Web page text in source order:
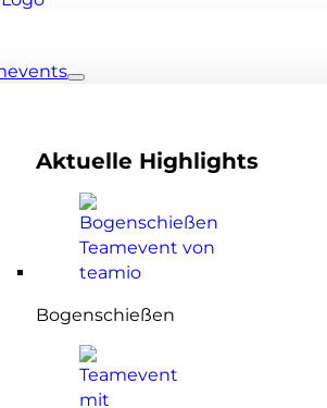
Aktuelle Highlights
Bogenschießen